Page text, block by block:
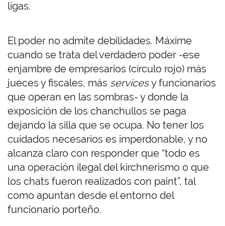
ligas.
El poder no admite debilidades. Máxime
cuando se trata del verdadero poder -ese
enjambre de empresarios (círculo rojo) más
jueces y fiscales, más servicesy funcionarios
que operan en las sombras- y donde la
exposición de los chanchullos se paga
dejando la silla que se ocupa. No tener los
cuidados necesarios es imperdonable, y no
alcanza claro con responder que “todo es
una operación ilegal del kirchnerismo o que
los chats fueron realizados con paint”, tal
como apuntan desde el entorno del
funcionario porteño.